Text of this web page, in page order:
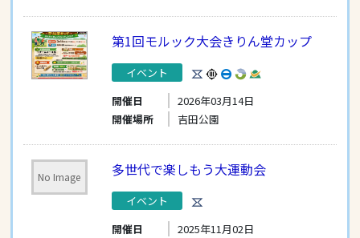
第1回モルック大会きりん堂カップ
イベント
開催日
2026年03月14日
開催場所
吉田公園
No Image 多世代で楽しもう大運動会
イベント
開催日
2025年11月02日